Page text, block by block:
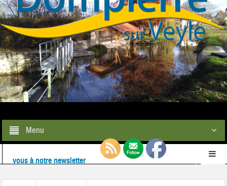
Menu
Ne ratez rien de l'actualité de la commune :